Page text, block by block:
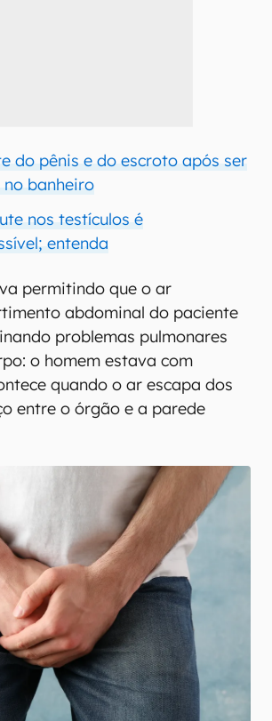
do pênis e do escroto após ser
banheiro
nos testículos é
entenda
permitindo que o ar
abdominal do paciente
problemas pulmonares
o homem estava com
quando o ar escapa dos
entre o órgão e a parede